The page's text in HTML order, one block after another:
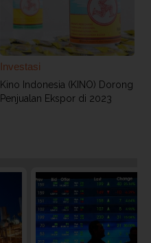
Investasi
Kino Indonesia (KINO) Dorong
Penjualan Ekspor di 2023